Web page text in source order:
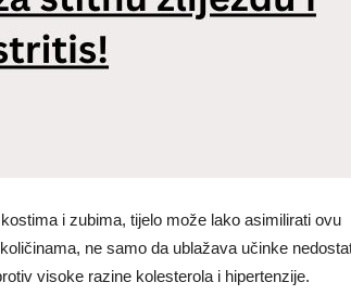
i zubima, tijelo može lako asimilirati ovu
ne samo da ublažava učinke
visoke razine kolesterola i hipertenzije.